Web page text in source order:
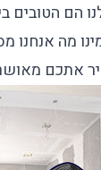
הם הטובים
מה אנחנו
אתכם